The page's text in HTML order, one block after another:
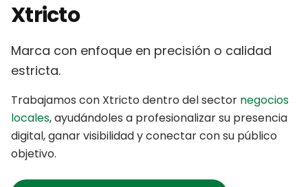
Xtricto
Marca con enfoque en precisión o calidad
estricta.
Trabajamos con Xtricto dentro del sector negocios
locales,ayudándoles a profesionalizar su presencia
digital, ganar visibilidad y conectar con su público
objetivo.